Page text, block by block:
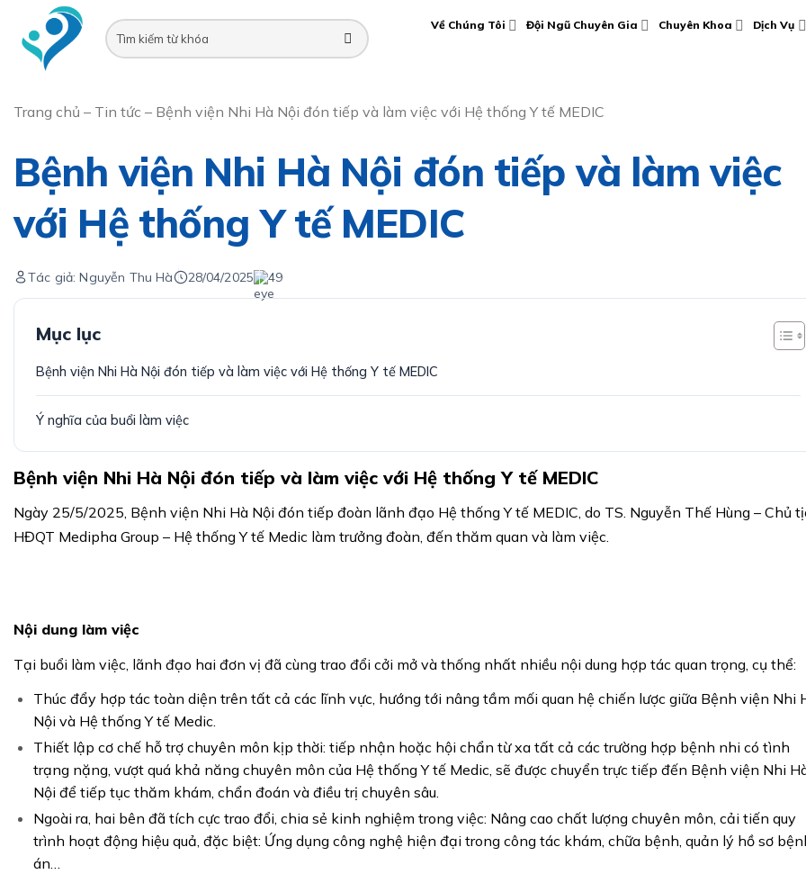
content
Về Chúng Tôi Đội Ngũ Chuyên Gia Chuyên Khoa Dịch Vụ
Trang chủ – Tin tức – Bệnh viện Nhi Hà Nội đón tiếp và làm việc với Hệ thống Y tế MEDIC
Bệnh viện Nhi Hà Nội đón tiếp và làm việc
với Hệ thống Y tế MEDIC
Tác giả: Nguyễn Thu Hà 28/04/2025 49
Mục lục
Bệnh viện Nhi Hà Nội đón tiếp và làm việc với Hệ thống Y tế MEDIC
Ý nghĩa của buổi làm việc
Bệnh viện Nhi Hà Nội đón tiếp và làm việc với Hệ thống Y tế MEDIC
Ngày 25/5/2025, Bệnh viện Nhi Hà Nội đón tiếp đoàn lãnh đạo Hệ thống Y tế MEDIC, do TS. Nguyễn Thế Hùng – Chủ
HĐQT Medipha Group – Hệ thống Y tế Medic làm trưởng đoàn, đến thăm quan và làm việc.
Nội dung làm việc
Tại buổi làm việc, lãnh đạo hai đơn vị đã cùng trao đổi cởi mở và thống nhất nhiều nội dung hợp tác quan trọng, cụ thể:
Thúc đẩy hợp tác toàn diện trên tất cả các lĩnh vực, hướng tới nâng tầm mối quan hệ chiến lược giữa Bệnh viện Nhi
Nội và Hệ thống Y tế Medic.
Thiết lập cơ chế hỗ trợ chuyên môn kịp thời: tiếp nhận hoặc hội chẩn từ xa tất cả các trường hợp bệnh nhi có tình
trạng nặng, vượt quá khả năng chuyên môn của Hệ thống Y tế Medic, sẽ được chuyển trực tiếp đến Bệnh viện Nhi
Nội để tiếp tục thăm khám, chẩn đoán và điều trị chuyên sâu.
Ngoài ra, hai bên đã tích cực trao đổi, chia sẻ kinh nghiệm trong việc: Nâng cao chất lượng chuyên môn, cải tiến quy
trình hoạt động hiệu quả, đặc biệt: Ứng dụng công nghệ hiện đại trong công tác khám, chữa bệnh, quản lý hồ sơ
án…